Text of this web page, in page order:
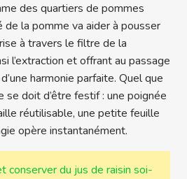
des quartiers de pommes
la pomme va aider à pousser
à travers le filtre de la
l’extraction et offrant au passage
harmonie parfaite. Quel que
se doit d’être festif : une poignée
réutilisable, une petite feuille
opère instantanément.
conserver du jus de raisin soi-